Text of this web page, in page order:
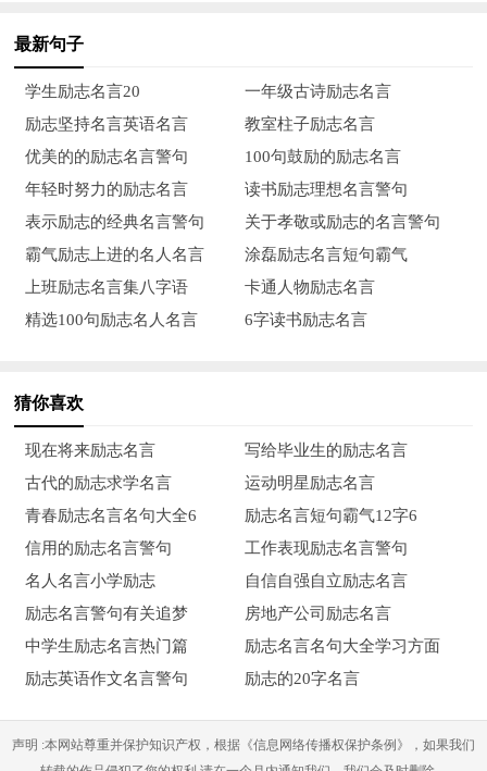
事。——席勒
16、学习要有三心，一信心，二决心，三恒心。——陈景润
17、爱情能持之以恒才是一件好事；可是，如果在别的方面
没有恒心，那么爱情方面的恒心也就一文不值，毫无意义了。
——狄更斯
18、告诉你使我达到目标的奥秘吧。我唯一的力量就是我的
坚持精神。——巴斯德
20、只要持之以恒，知识丰富了，终能发现其奥秘。——杨
振宁
21、骐骥一跃，不能十步；驽马十驾，功在不舍。——先秦
《荀子·劝学》
22、耐心和持久胜过激烈和狂热。——拉封丹
23、贵有恒，何必三更起五更眠。最无益，只怕一日曝十日
寒。——毛泽东
24、学习这件事不在乎有没有人教你，最重要的是在于自己
有没有觉悟和恒心。——法拉第
最新句子
学生励志名言20
一年级古诗励志名言
励志坚持名言英语名言
教室柱子励志名言
优美的的励志名言警句
100句鼓励的励志名言
年轻时努力的励志名言
读书励志理想名言警句
表示励志的经典名言警句
关于孝敬或励志的名言警句
霸气励志上进的名人名言
涂磊励志名言短句霸气
上班励志名言集八字语
卡通人物励志名言
精选100句励志名人名言
6字读书励志名言
猜你喜欢
现在将来励志名言
写给毕业生的励志名言
古代的励志求学名言
运动明星励志名言
青春励志名言名句大全6
励志名言短句霸气12字6
信用的励志名言警句
工作表现励志名言警句
名人名言小学励志
自信自强自立励志名言
励志名言警句有关追梦
房地产公司励志名言
中学生励志名言热门篇
励志名言名句大全学习方面
励志英语作文名言警句
励志的20字名言
声明 :本网站尊重并保护知识产权，根据《信息网络传播权保护条例》，如果我们